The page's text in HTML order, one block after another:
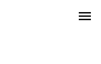
menu